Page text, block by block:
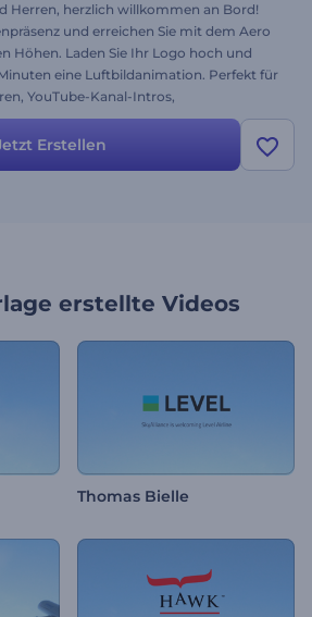
Herren, herzlich willkommen an Bord!
und erreichen Sie mit dem Aero
Höhen. Laden Sie Ihr Logo hoch und
eine Luftbildanimation. Perfekt für
YouTube-Kanal-Intros,
vieles mehr. Bitte schnallen Sie sich an
kostenlos aus
Erstellen
erstellte Videos
Thomas Bielle